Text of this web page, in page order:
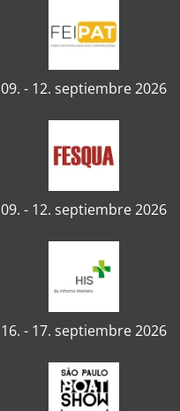
09. - 12. septiembre 2026
09. - 12. septiembre 2026
16. - 17. septiembre 2026